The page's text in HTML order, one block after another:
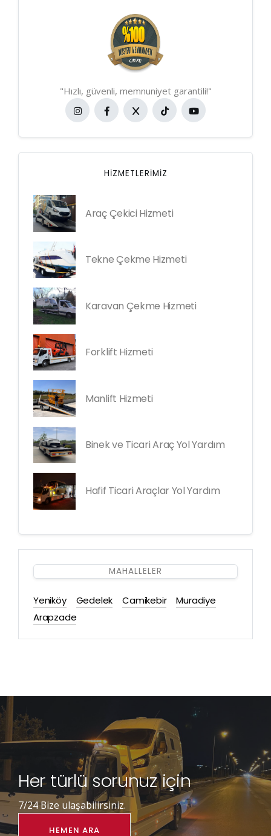
"Hızlı, güvenli, memnuniyet garantili!"
HIZMETLERIMIZ
Araç Çekici Hizmeti
Tekne Çekme Hizmeti
Karavan Çekme Hizmeti
Forklift Hizmeti
Manlift Hizmeti
Binek ve Ticari Araç Yol Yardım
Hafif Ticari Araçlar Yol Yardım
MAHALLELER
Yeniköy Gedelek Camikebir
Muradiye
Arapzade
Her türlü sorunuz için
7/24 Bize ulaşabilirsiniz.
HEMEN ARA